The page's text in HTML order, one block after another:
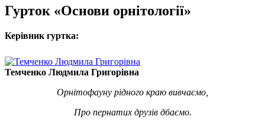
Гурток «Основи орнітології»
Керівник гуртка:
Темченко Людмила Григорівна
Орнітофауну рідного краю вивчаємо,
Про пернатих друзів дбаємо.